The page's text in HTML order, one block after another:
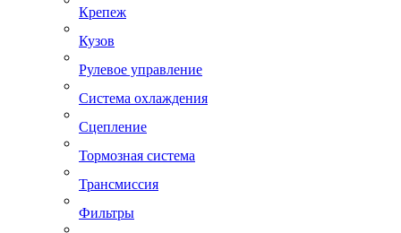
Крепеж
Кузов
Рулевое управление
Система охлаждения
Сцепление
Тормозная система
Трансмиссия
Фильтры